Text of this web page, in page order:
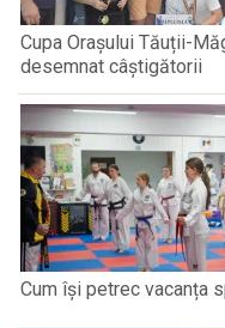
Cupa Orașului Tăuții-
desemnat câștigătorii
Cum își petrec vacanța